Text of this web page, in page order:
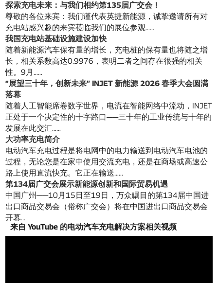
探索充电未来：与我们相约第135届广交会！
尊敬的各位来宾：我们谨代表英捷新能源，诚挚邀请所有对
充电站感兴趣的来宾莅临我们的展位参观……
我国充电站基础设施建设加快
随着新能源汽车保有量的增长，充电桩的保有量也将随之增
长，相关系数高达0.9976，表明二者之间存在很强的相关
性。9月……
“展望三十年，创新未来” INJET 新能源 2026 春季大会圆满
落幕
随着人工智能席卷数字世界，电流在智能网络中流动，INJET
正处于一个决定性的十字路口——三十年的工业传统与十年的
发展在此交汇……
大功率充电简介
电动汽车充电过程是将电网中的电力输送到电动汽车电池的
过程，无论您是在家中使用交流充电，还是在商场或高速公
路上使用直流快充。它正在输送……
第134届广交会展示新能源创新和国际贸易机遇
中国广州——10月15日至19日，万众瞩目的第134届中国进
出口商品交易会（俗称广交会）将在中国进出口商品交易会
开幕...
来自 YouTube 的电动汽车充电解决方案相关视频